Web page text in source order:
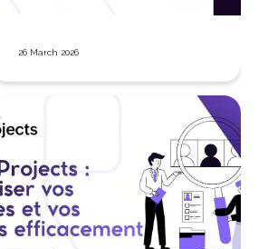
26 March 2026